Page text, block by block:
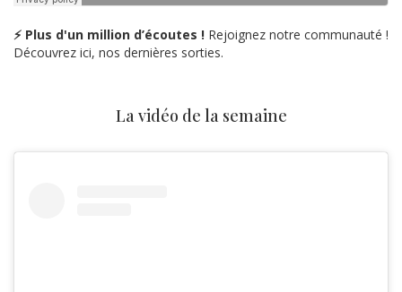
⚡ Plus d'un million d’écoutes ! Rejoignez notre communauté !
Découvrez ici, nos dernières sorties.
La vidéo de la semaine